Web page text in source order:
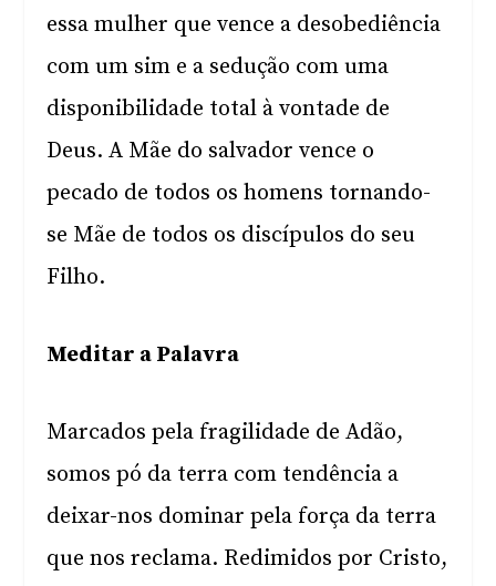
essa mulher que vence a desobediência
com um sim e a sedução com uma
disponibilidade total à vontade de
Deus. A Mãe do salvador vence o
pecado de todos os homens tornando-
se Mãe de todos os discípulos do seu
Filho.
Meditar a Palavra
Marcados pela fragilidade de Adão,
somos pó da terra com tendência a
deixar-nos dominar pela força da terra
que nos reclama. Redimidos por Cristo,